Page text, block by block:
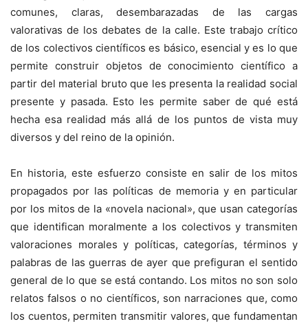
comunes, claras, desembarazadas de las cargas
valorativas de los debates de la calle. Este trabajo crítico
de los colectivos científicos es básico, esencial y es lo que
permite construir objetos de conocimiento científico a
partir del material bruto que les presenta la realidad social
presente y pasada. Esto les permite saber de qué está
hecha esa realidad más allá de los puntos de vista muy
diversos y del reino de la opinión.
En historia, este esfuerzo consiste en salir de los mitos
propagados por las políticas de memoria y en particular
por los mitos de la «novela nacional», que usan categorías
que identifican moralmente a los colectivos y transmiten
valoraciones morales y políticas, categorías, términos y
palabras de las guerras de ayer que prefiguran el sentido
general de lo que se está contando. Los mitos no son solo
relatos falsos o no científicos, son narraciones que, como
los cuentos, permiten transmitir valores, que fundamentan